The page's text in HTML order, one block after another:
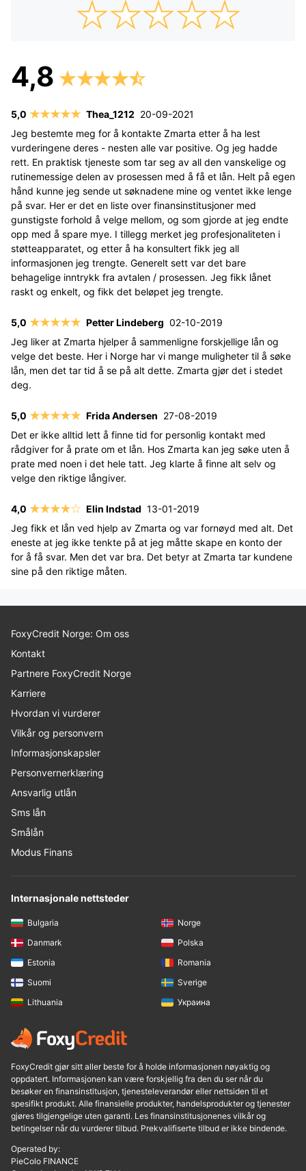
Thea_1212 20-09-2021
Jeg bestemte meg for å kontakte Zmarta etter å ha lest
vurderingene deres - nesten alle var positive. Og jeg hadde
rett. En praktisk tjeneste som tar seg av all den vanskelige og
rutinemessige delen av prosessen med å få et lån. Helt på egen
hånd kunne jeg sende ut søknadene mine og ventet ikke lenge
på svar. Her er det en liste over finansinstitusjoner med
gunstigste forhold å velge mellom, og som gjorde at jeg endte
opp med å spare mye. I tillegg merket jeg profesjonaliteten i
støtteapparatet, og etter å ha konsultert fikk jeg all
informasjonen jeg trengte. Generelt sett var det bare
behagelige inntrykk fra avtalen / prosessen. Jeg fikk lånet
raskt og enkelt, og fikk det beløpet jeg trengte.
Petter Lindeberg 02-10-2019
Jeg liker at Zmarta hjelper å sammenligne forskjellige lån og
velge det beste. Her i Norge har vi mange muligheter til å søke
lån, men det tar tid å se på alt dette. Zmarta gjør det i stedet
deg.
Frida Andersen 27-08-2019
Det er ikke alltid lett å finne tid for personlig kontakt med
rådgiver for å prate om et lån. Hos Zmarta kan jeg søke uten å
prate med noen i det hele tatt. Jeg klarte å finne alt selv og
velge den riktige långiver.
Elin Indstad 13-01-2019
Jeg fikk et lån ved hjelp av Zmarta og var fornøyd med alt. Det
eneste at jeg ikke tenkte på at jeg måtte skape en konto der
for å få svar. Men det var bra. Det betyr at Zmarta tar kundene
sine på den riktige måten.
FoxyCredit Norge: Om oss
Kontakt
Partnere FoxyCredit Norge
Karriere
Hvordan vi vurderer
Vilkår og personvern
Informasjonskapsler
Personvernerklæring
Ansvarlig utlån
Sms lån
Smålån
Modus Finans
Internasjonale nettsteder
Bulgaria
Danmark
Estonia
Suomi
Lithuania
Norge
Polska
Romania
Sverige
Украина
FoxyCredit gjør sitt aller beste for å holde informasjonen nøyaktig og
oppdatert. Informasjonen kan være forskjellig fra den du ser når du
besøker en finansinstitusjon, tjenesteleverandør eller nettsiden til et
spesifikt produkt. Alle finansielle produkter, handelsprodukter og tjenester
gjøres tilgjengelige uten garanti. Les finansinstitusjonenes vilkår og
betingelser når du vurderer tilbud. Prekvalifiserte tilbud er ikke bindende.
Operated by:
PieColo FINANCE